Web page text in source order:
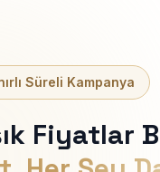
Süreli Kampanya
Fiyatlar